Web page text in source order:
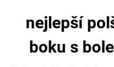
nejlepší
boku s